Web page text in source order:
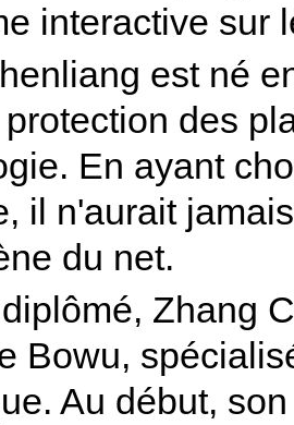
interactive sur
est né
des
En ayant
il n'aurait
du net.
Zhang
Bowu,
Au début,